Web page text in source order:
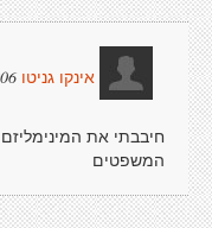
אינקו גניטו
חיבבתי את
המשפטים